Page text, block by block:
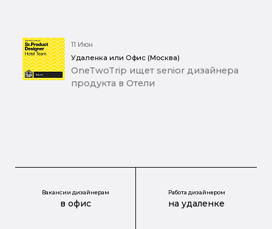
11 Июн
Удаленка или Офис (Москва)
OneTwoTrip ищет senior дизайнера
продукта в Отели
Вакансии дизайнерам
в офис
Работа дизайнером
на удаленке